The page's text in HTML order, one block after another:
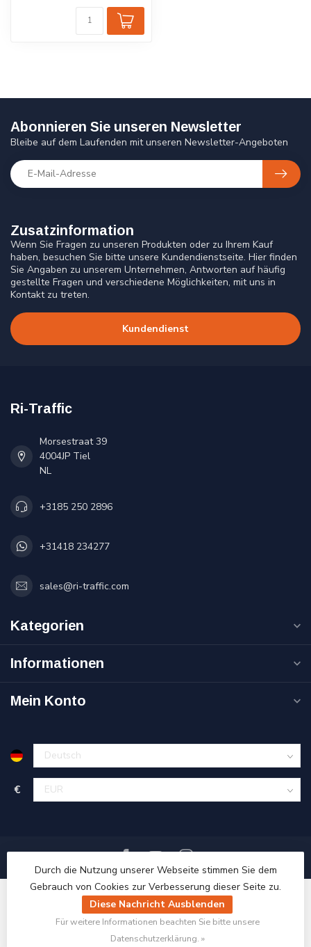
Zusatzinformation
Wenn Sie Fragen zu unseren Produkten oder zu Ihrem Kauf
haben, besuchen Sie bitte unsere Kundendienstseite. Hier finden
Sie Angaben zu unserem Unternehmen, Antworten auf häufig
gestellte Fragen und verschiedene Möglichkeiten, mit uns in
Kontakt zu treten.
Kundendienst
Abonnieren Sie unseren Newsletter
Bleibe auf dem Laufenden mit unseren Newsletter-Angeboten
Ri-Traffic
Morsestraat 39
4004JP Tiel
NL
+3185 250 2896
+31418 234277
sales@ri-traffic.com
Kategorien
Informationen
Mein Konto
€
© Copyright 2026 Ri-Traffic
Durch die Nutzung unserer Webseite stimmen Sie dem
Gebrauch von Cookies zur Verbesserung dieser Seite zu.
Diese Nachricht Ausblenden
Für weitere Informationen beachten Sie bitte unsere
Datenschutzerklärung. »